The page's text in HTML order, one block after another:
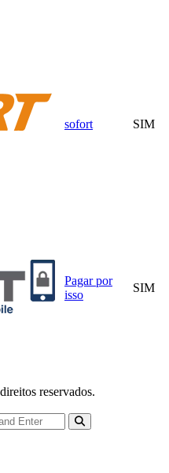
sofort SIM
Pagar por
isso
SIM
reservados.